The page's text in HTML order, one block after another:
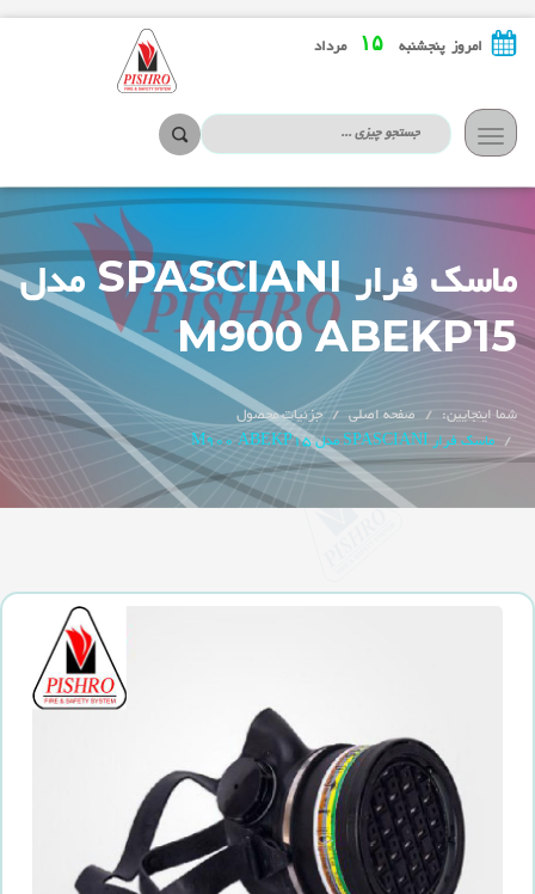
امروز پنجشنبه مرداد
تعویض
ناوبری
ماسک فرار SPASCIANI مدل
M900 ABEKP15
شما اینجایین: صفحه اصلی
جزئیات محصول
ماسک فرار SPASCIANI مدل M900 ABEKP15